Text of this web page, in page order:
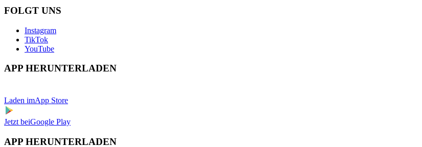
FOLGT UNS
Instagram
TikTok
YouTube
APP HERUNTERLADEN
Laden imApp Store
Jetzt beiGoogle Play
APP HERUNTERLADEN